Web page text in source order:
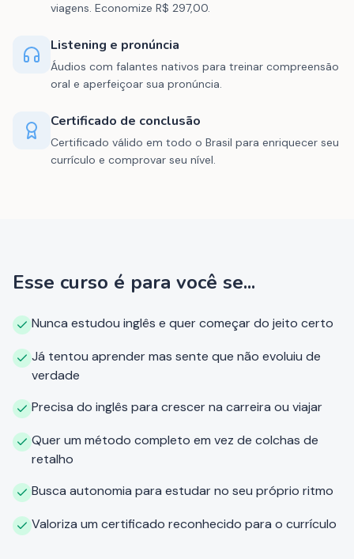
viagens. Economize R$ 297,00.
Listening e pronúncia
Áudios com falantes nativos para treinar compreensão
oral e aperfeiçoar sua pronúncia.
Certificado de conclusão
Certificado válido em todo o Brasil para enriquecer seu
currículo e comprovar seu nível.
Esse curso é para você se...
Nunca estudou inglês e quer começar do jeito certo
Já tentou aprender mas sente que não evoluiu de
verdade
Precisa do inglês para crescer na carreira ou viajar
Quer um método completo em vez de colchas de
retalho
Busca autonomia para estudar no seu próprio ritmo
Valoriza um certificado reconhecido para o currículo